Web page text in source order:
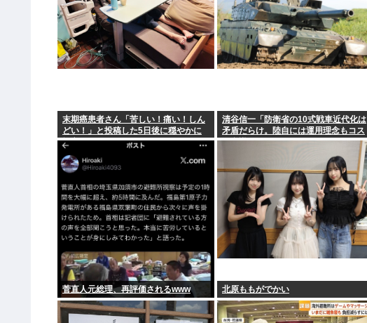
末期癌患者さん「苦しい！痛い！しん
どい！」と投稿した5日後に穏やかに
旅立つ
清谷信一「防衛省の10式戦車近代化は
矛盾だらけ。陸自には運用理念もコス
ト意識もない」
菅直人元総理、再評価されるwww 北原ももがでかい